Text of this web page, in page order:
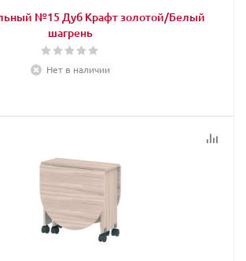
№15 Дуб Крафт золотой/Белый
шагрень
Нет в наличии